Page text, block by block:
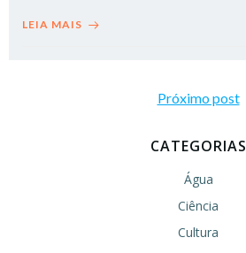
LEIA MAIS
navigation
Próximo post
CATEGORIAS
Água
Ciência
Cultura